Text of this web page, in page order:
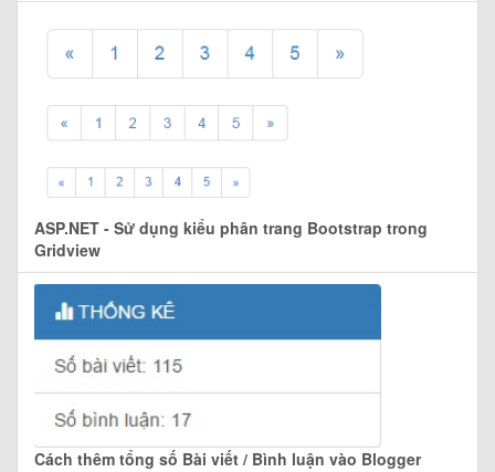
ASP.NET - Sử dụng kiểu phân trang Bootstrap trong
Gridview
Cách thêm tổng số Bài viết / Bình luận vào Blogger